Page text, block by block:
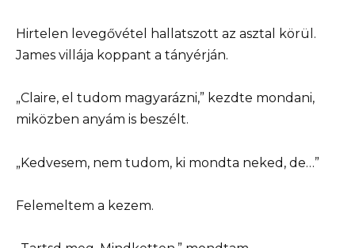
Hirtelen levegővétel hallatszott az asztal körül.
James villája koppant a tányérján.
„Claire, el tudom magyarázni,” kezdte mondani,
miközben anyám is beszélt.
„Kedvesem, nem tudom, ki mondta neked, de…”
Felemeltem a kezem.